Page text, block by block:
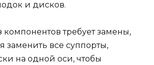
и дисков.
требует замены,
заменить все суппорты,
на одной оси, чтобы